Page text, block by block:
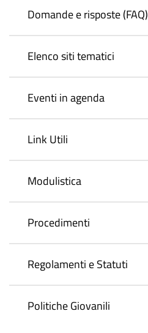
Domande e risposte (FAQ)
Elenco siti tematici
Eventi in agenda
Link Utili
Modulistica
Procedimenti
Regolamenti e Statuti
Politiche Giovanili